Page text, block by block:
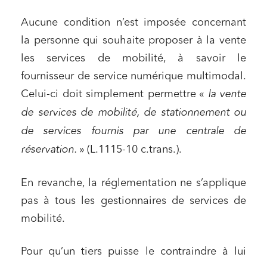
Aucune condition n’est imposée concernant
la personne qui souhaite proposer à la vente
les services de mobilité, à savoir le
fournisseur de service numérique multimodal.
Celui-ci doit simplement permettre « la vente
de services de mobilité, de stationnement ou
de services fournis par une centrale de
réservation. » (L.1115-10 c.trans.).
En revanche, la réglementation ne s’applique
pas à tous les gestionnaires de services de
mobilité.
Pour qu’un tiers puisse le contraindre à lui